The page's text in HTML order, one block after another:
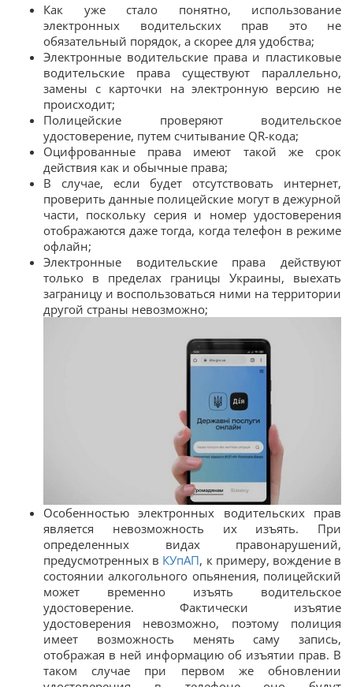
Как уже стало понятно, использование
электронных водительских прав это не
обязательный порядок, а скорее для удобства;
Электронные водительские права и пластиковые
водительские права существуют параллельно,
замены с карточки на электронную версию не
происходит;
Полицейские проверяют водительское
удостоверение, путем считывание QR-кода;
Оцифрованные права имеют такой же срок
действия как и обычные права;
В случае, если будет отсутствовать интернет,
проверить данные полицейские могут в дежурной
части, поскольку серия и номер удостоверения
отображаются даже тогда, когда телефон в режиме
офлайн;
Электронные водительские права действуют
только в пределах границы Украины, выехать
заграницу и воспользоваться ними на территории
другой страны невозможно;
Особенностью электронных водительских прав
является невозможность их изъять. При
определенных видах правонарушений,
предусмотренных в КУпАП, к примеру, вождение в
состоянии алкогольного опьянения, полицейский
может временно изъять водительское
удостоверение. Фактически изъятие
удостоверения невозможно, поэтому полиция
имеет возможность менять саму запись,
отображая в ней информацию об изъятии прав. В
таком случае при первом же обновлении